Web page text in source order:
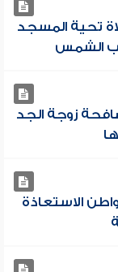
تحية المسجد
الشمس
زوجة الجد
مواطن الاستعاذة